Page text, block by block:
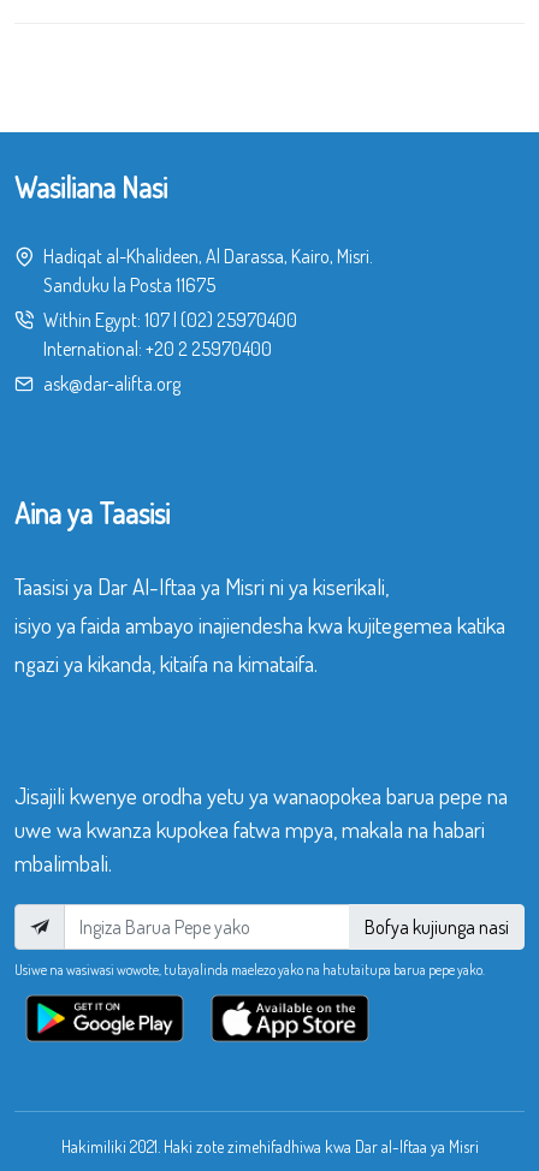
Wasiliana Nasi
Hadiqat al-Khalideen, Al Darassa, Kairo, Misri.
Sanduku la Posta 11675
Within Egypt: 107| (02) 25970400
International: +20 2 25970400
ask@dar-alifta.org
Aina ya Taasisi
Taasisi ya Dar Al-Iftaa ya Misri ni ya kiserikali,
isiyo ya faida ambayo inajiendesha kwa kujitegemea katika
ngazi ya kikanda, kitaifa na kimataifa.
Jisajili kwenye orodha yetu ya wanaopokea barua pepe na
uwe wa kwanza kupokea fatwa mpya, makala na habari
mbalimbali.
Bofya kujiunga nasi
Usiwe na wasiwasi wowote, tutayalinda maelezo yako na hatutaitupa barua pepe yako.
Hakimiliki 2021. Haki zote zimehifadhiwa kwa Dar al-Iftaa ya Misri